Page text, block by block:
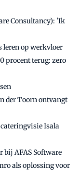
Consultancy): 'Ik
leren op werkvloer
procent terug: zero
der Toorn ontvangt
Isala
AFAS Software
als oplossing voor